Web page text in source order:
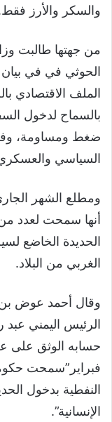
والسكر والأرز
من جهتها طالبت
الحوثي في في بيان
الملف الاقتصادي
بالسماح لدخول
ضغط ومساومة،
السياسي
ومطلع الشهر
أنها سمحت لعدد من
الحديدة الخاضع
الغربي من البلاد.
وقال أحمد عوض بن
الرئيس اليمني
حسابه الوثق على
فبراير”سمحت
النفطية بدخول
الإنسانية”.